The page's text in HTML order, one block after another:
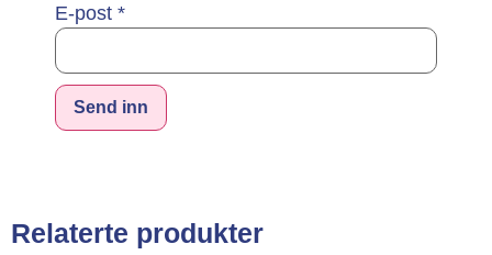
E-post *
Relaterte produkter